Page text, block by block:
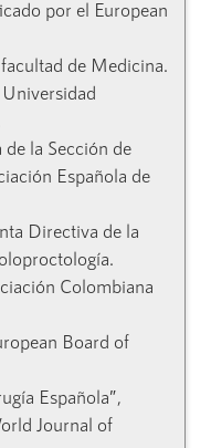
por el European
de Medicina.
la Sección de
Española de
Directiva de la
Colombiana
Board of
Española”,
Journal of